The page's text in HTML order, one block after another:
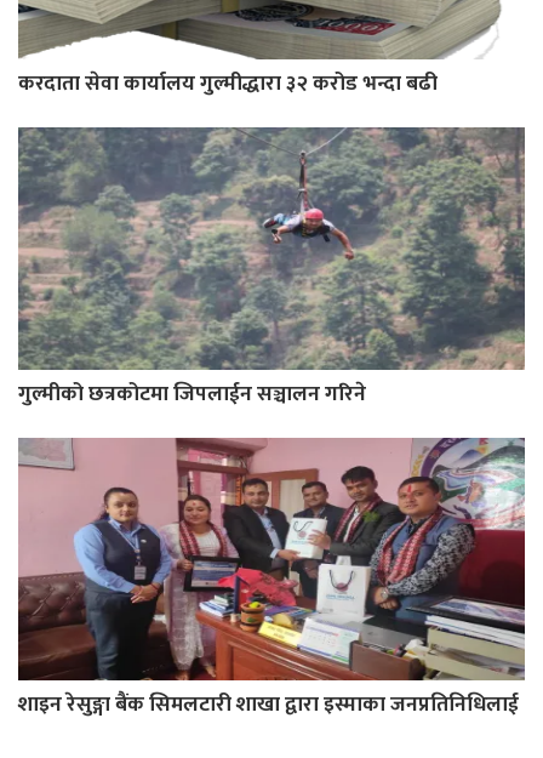
करदाता सेवा कार्यालय गुल्मीद्धारा ३२ करोड भन्दा बढी
गुल्मीको छत्रकोटमा जिपलाईन सञ्चालन गरिने
शाइन रेसुङ्गा बैंक सिमलटारी शाखा द्वारा इस्माका जनप्रतिनिधिलाई